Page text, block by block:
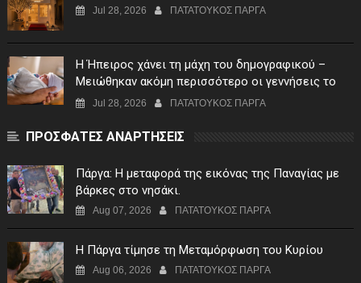
Jul 28, 2026 ΠΑΤΑΤΟΥΚΟΣ ΠΑΡΓΑ
Η Ήπειρος χάνει τη μάχη του δημογραφικού –
Μειώθηκαν ακόμη περισσότερο οι γεννήσεις το
πρώτο τρίμηνο του 2026
Jul 28, 2026 ΠΑΤΑΤΟΥΚΟΣ ΠΑΡΓΑ
ΠΡΟΣΦΑΤΕΣ ΑΝΑΡΤΗΣΕΙΣ
Πάργα: Η μεταφορά της εικόνας της Παναγίας με
βάρκες στο νησάκι.
Aug 07, 2026 ΠΑΤΑΤΟΥΚΟΣ ΠΑΡΓΑ
Η Πάργα τίμησε τη Μεταμόρφωση του Κυρίου
Aug 06, 2026 ΠΑΤΑΤΟΥΚΟΣ ΠΑΡΓΑ